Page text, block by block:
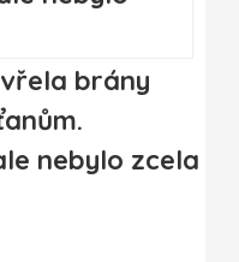
brány
nebylo zcela